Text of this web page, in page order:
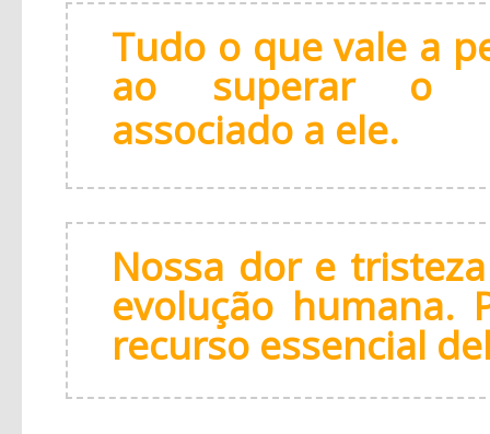
Tudo o que vale a
ao superar o
associado a ele.
Nossa dor e
evolução humana.
recurso essencial